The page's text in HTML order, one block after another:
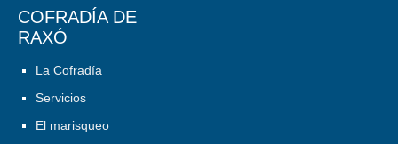
COFRADÍA DE
RAXÓ
La Cofradía
Servicios
El marisqueo